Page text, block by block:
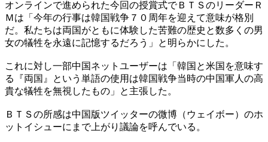
オンラインで進められた今回の授賞式でＢＴＳのリーダーＲ
Ｍは「今年の行事は韓国戦争７０周年を迎えて意味が格別
だ。私たちは両国がともに体験した苦難の歴史と数多くの男
女の犠牲を永遠に記憶するだろう」と明らかにした。
これに対し一部中国ネットユーザーは「韓国と米国を意味す
る『両国』という単語の使用は韓国戦争当時の中国軍人の高
貴な犠牲を無視したもの」と主張した。
ＢＴＳの所感は中国版ツイッターの微博（ウェイボー）のホ
ットイシューにまで上がり議論を呼んでいる。